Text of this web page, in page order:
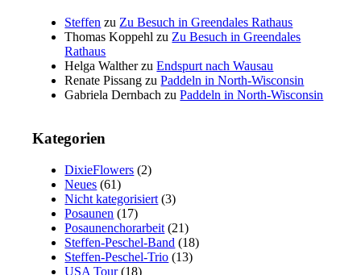
Steffen zu Zu Besuch in Greendales Rathaus
Thomas Koppehl zu Zu Besuch in Greendales
Rathaus
Helga WaltherzuEndspurt nach Wausau
Renate Pissang zuPaddeln in North-Wisconsin
Gabriela Dernbach zuPaddeln in North-Wisconsin
Kategorien
DixieFlowers (2)
Neues (61)
Nicht kategorisiert (3)
Posaunen (17)
Posaunenchorarbeit (21)
Steffen-Peschel-Band (18)
Steffen-Peschel-Trio (13)
USA Tour(18)